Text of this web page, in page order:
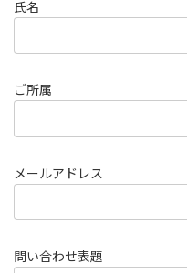
氏名
ご所属
メールアドレス
問い合わせ表題